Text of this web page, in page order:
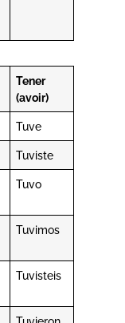
Tener
(avoir)
Tuve
Tuviste
Tuvo
Tuvimos
Tuvisteis